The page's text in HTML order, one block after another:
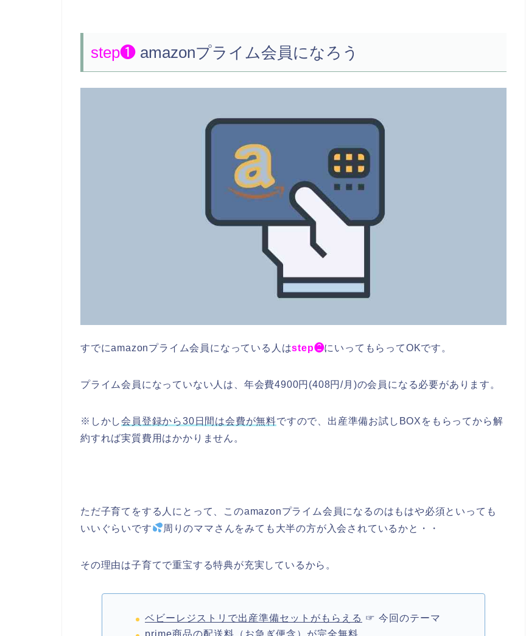
step❶ amazonプライム会員になろう
すでにamazonプライム会員になっている人はstep❷にいってもらってOKです。
プライム会員になっていない人は、年会費4900円(408円/月)の会員になる必要があります。
※しかし会員登録から30日間は会費が無料ですので、出産準備お試しBOXをもらってから解
約すれば実質費用はかかりません。
ただ子育てをする人にとって、このamazonプライム会員になるのはもはや必須といっても
いいぐらいです
周りのママさんをみても大半の方が入会されているかと・・
その理由は子育てで重宝する特典が充実しているから。
ベビーレジストリで出産準備セットがもらえる ☞ 今回のテーマ